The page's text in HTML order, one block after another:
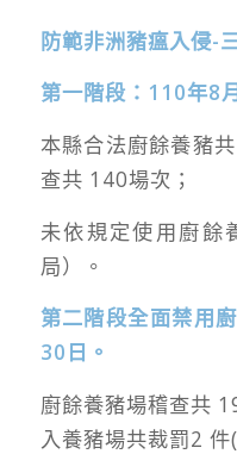
防範非洲豬瘟入侵-
第一階段：110年8
本縣合法廚餘養豬
查共 140場次；
未依規定使用廚餘
局）。
第二階段全面禁用
30日。
廚餘養豬場稽查共
入養豬場共裁罰2 件